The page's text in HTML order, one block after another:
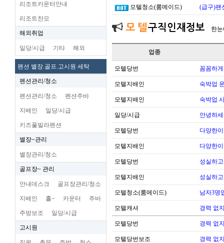
리조트카운터안내
리조트찬모
해외취업
일당/시급 기타 해외
펜션 별장.골프.고시원 세탁
펜션관리/청소
펜션관리/청소 펜션주바
지배인 일당/시급
키즈풀빌라펜션
별장~관리
별장관리/청소
골프장~ 관리
안내데스크 골프장관리/청소
지배인 홀~ 카운터 주바
주방보조 일당/시급
고시원
모텔청소(룸메이드) (급구)팬
모 텔구직인재정보 한
업종
모텔당번 꼼꼼하
모텔지배인 숙박업
모텔지배인 숙박업
일당/시급 안녕하
모텔당번 다양한
모텔지배인 다양한
모텔당번 성실하
모텔지배인 성실하
모텔청소(룸메이드) 남자3명
모텔캐셔 경력 없
모텔당번 경력 없
모텔당번보조 경력 없